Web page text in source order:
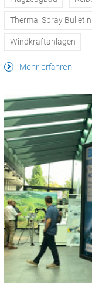
Thermal Spray Bulletin
Windkraftanlagen
Mehr erfahren